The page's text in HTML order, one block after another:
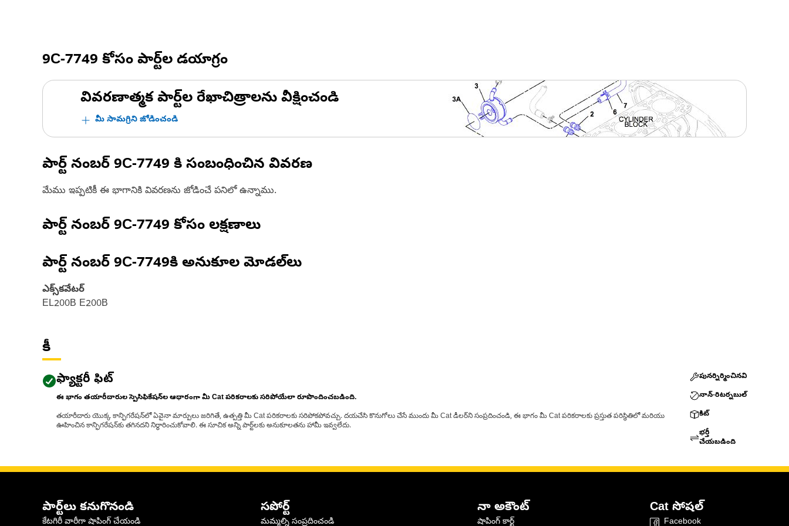
9C-7749 కోసం పార్ట్‌ల డయాగ్రం
వివరణాత్మక పార్ట్‌ల రేఖాచిత్రాలను వీక్షించండి
మీ సామగ్రిని జోడించండి
పార్ట్ నంబర్ 9C-7749 కి సంబంధించిన వివరణ
మేము ఇప్పటికీ ఈ భాగానికి వివరణను జోడించే పనిలో ఉన్నాము.
పార్ట్ నంబర్ 9C-7749 కోసం లక్షణాలు
పార్ట్ నంబర్ 9C-7749కి అనుకూల మోడల్‌లు
ఎక్స్‌కవేటర్
EL200B E200B
కీ
ఫ్యాక్టరీ ఫిట్
ఈ భాగం తయారీదారుల స్పెసిఫికేషన్‌ల ఆధారంగా మీ Cat పరికరాలకు సరిపోయేలా రూపొందించబడింది.
తయారీదారు యొక్క కాన్ఫిగరేషన్‌లో ఏవైనా మార్పులు జరిగితే, ఉత్పత్తి మీ Cat పరికరాలకు సరిపోకపోవచ్చు. దయచేసి కొనుగోలు చేసే ముందు మీ Cat డీలర్‌ని సంప్రదించండి, ఈ భాగం మీ Cat పరికరాలకు ప్రస్తుత పరిస్థితిలో మరియు
ఊహించిన కాన్ఫిగరేషన్‌కు తగినదని నిర్ధారించుకోవాలి. ఈ సూచిక అన్ని పార్ట్‌లకు అనుకూలతను హామీ ఇవ్వలేదు.
పునర్నిర్మించినవి
నాన్-రిటర్నబుల్
కిట్
భర్తీ
చేయబడింది
పార్ట్‌లు కనుగొనండి
కేటగిరీ వారీగా షాపింగ్ చేయండి
సపోర్ట్
మమ్మల్ని సంప్రదించండి
నా అకౌంట్
షాపింగ్ కార్ట్
Cat సోషల్
Facebook